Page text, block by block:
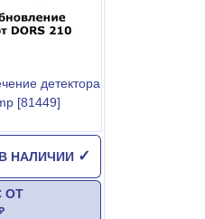
детектора
[81449]
В НАЛИЧИИ ✓
ОТ